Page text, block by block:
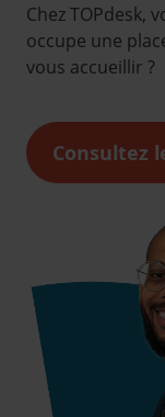
Chez TOPdesk,
occupe une
vous accueillir ?
Consultez